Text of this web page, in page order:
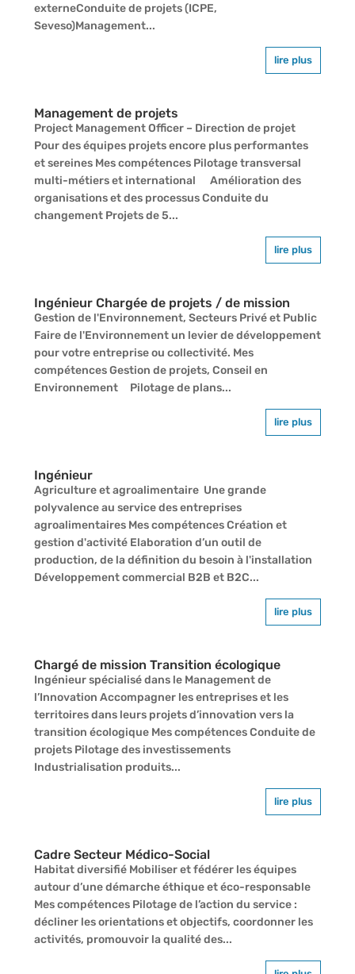
externeConduite de projets (ICPE,
Seveso)Management...
lire plus
Management de projets
Project Management Officer – Direction de projet
Pour des équipes projets encore plus performantes
et sereines Mes compétences Pilotage transversal
multi-métiers et international Amélioration des
organisations et des processus Conduite du
changement Projets de 5...
lire plus
Ingénieur Chargée de projets / de mission
Gestion de l'Environnement, Secteurs Privé et Public
Faire de l'Environnement un levier de développement
pour votre entreprise ou collectivité. Mes
compétences Gestion de projets, Conseil en
Environnement Pilotage de plans...
lire plus
Ingénieur
Agriculture et agroalimentaire Une grande
polyvalence au service des entreprises
agroalimentaires Mes compétences Création et
gestion d'activité Elaboration d’un outil de
production, de la définition du besoin à l'installation
Développement commercial B2B et B2C...
lire plus
Chargé de mission Transition écologique
Ingénieur spécialisé dans le Management de
l’Innovation Accompagner les entreprises et les
territoires dans leurs projets d’innovation vers la
transition écologique Mes compétences Conduite de
projets Pilotage des investissements
Industrialisation produits...
lire plus
Cadre Secteur Médico-Social
Habitat diversifié Mobiliser et fédérer les équipes
autour d’une démarche éthique et éco-responsable
Mes compétences Pilotage de l’action du service :
décliner les orientations et objectifs, coordonner les
activités, promouvoir la qualité des...